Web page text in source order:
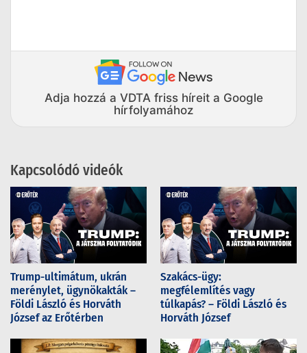
Adja hozzá a VDTA friss híreit a Google
hírfolyamához
Kapcsolódó videók
Trump-ultimátum, ukrán
merénylet, ügynökakták –
Földi László és Horváth
József az Erőtérben
Szakács-ügy:
megfélemlítés vagy
túlkapás? – Földi László és
Horváth József